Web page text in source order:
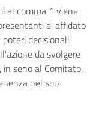
al comma 1 viene
e' affidato
decisionali,
da svolgere
seno al Comitato,
nel suo